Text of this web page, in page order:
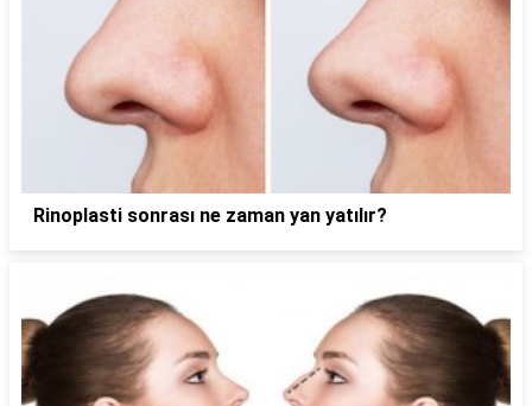
Rinoplasti sonrası ne zaman yan yatılır?